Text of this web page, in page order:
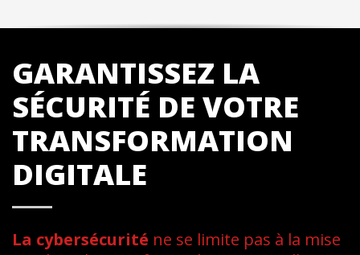
GARANTISSEZ LA
SÉCURITÉ DE VOTRE
TRANSFORMATION
DIGITALE
La cybersécurité ne se limite pas à la mise